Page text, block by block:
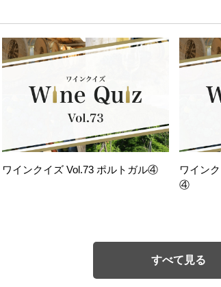
ワインクイズ Vol.73 ポルトガル④
ワイン
④
すべて見る